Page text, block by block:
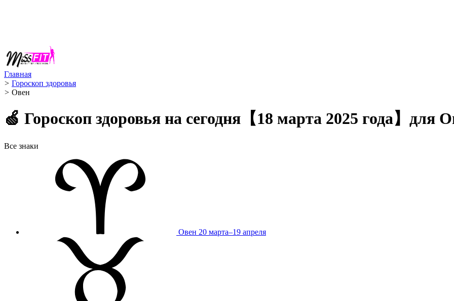
Главная
> Гороскоп здоровья
> Овен ️
🍏 Гороскоп здоровья на сегодня【18 марта 2025 года】для
Все знаки
Овен 20 марта–19 апреля